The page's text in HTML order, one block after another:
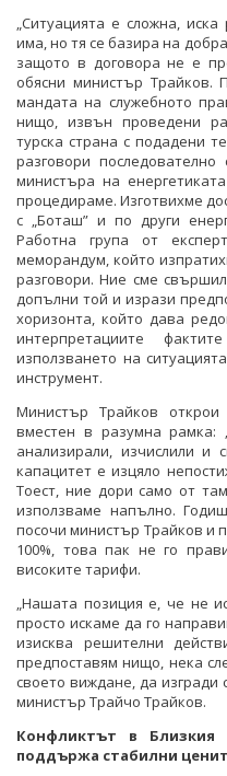
„Ситуацията е сложна,
има, но тя се базира на
защото в договора не е
обясни министър
мандата на служебното
нищо, извън проведени
турска страна с подадени
разговори
министъра на
процедираме. Изготвихме
с „Боташ” и по други
Работна група от
меморандум, който
разговори. Ние сме
допълни той и изрази
хоризонта, който дава
интерпретациите
използването на
инструмент.
Министър Трайков
вместен в разумна рамка:
анализирали, изчислили и
капацитет е изцяло
Тоест, ние дори само от
използваме напълно.
посочи министър Трайков и
100%, това пак не го
високите тарифи.
„Нашата позиция е, че не
просто искаме да го
изисква решителни
предпоставям нищо, нека
своето виждане, да изгради
министър Трайчо Трайков.
Конфликтът в Близкия
поддържа стабилни